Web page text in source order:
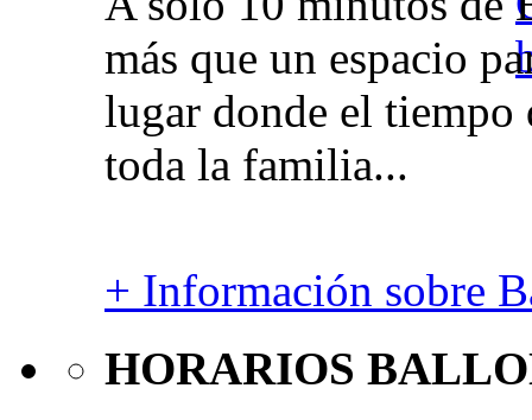
más que un espacio
lugar donde el tiempo
toda la familia...
+ Información sobre
HORARIOS